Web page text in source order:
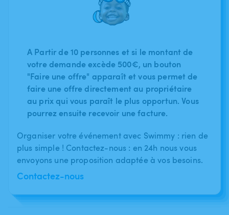
A Partir de 10 personnes et si le montant de
votre demande excède 500€, un bouton
"Faire une offre" apparaît et vous permet de
faire une offre directement au propriétaire
au prix qui vous paraît le plus opportun. Vous
pourrez ensuite recevoir une facture.
Organiser votre événement avec Swimmy : rien de
plus simple ! Contactez-nous : en 24h nous vous
envoyons une proposition adaptée à vos besoins.
Contactez-nous